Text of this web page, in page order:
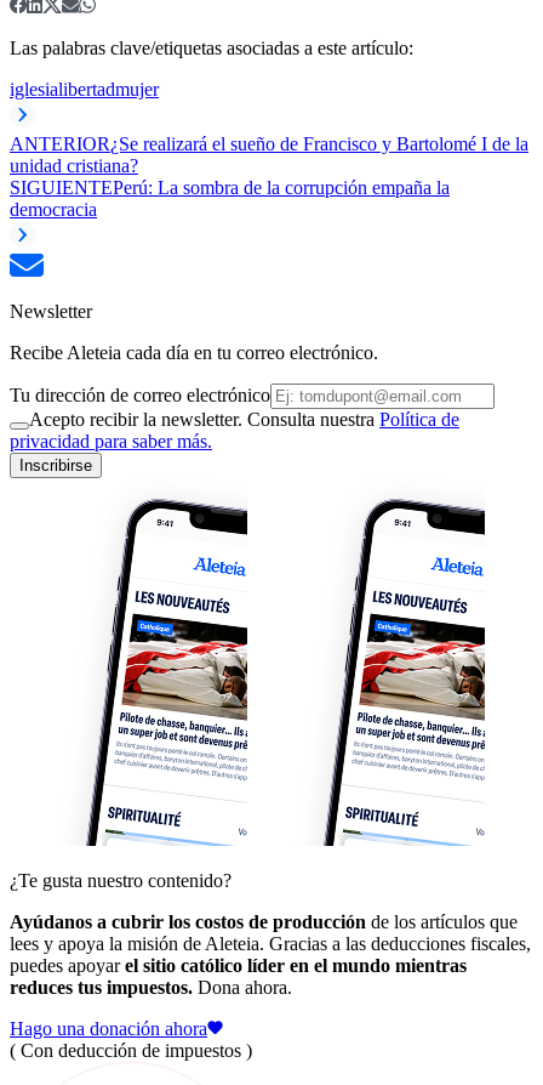
Las palabras clave/etiquetas asociadas a este artículo:
iglesialibertadmujer
ANTERIOR¿Se realizará el sueño de Francisco y Bartolomé I de la
unidad cristiana?
SIGUIENTEPerú: La sombra de la corrupción empaña la
democracia
Newsletter
Recibe Aleteia cada día en tu correo electrónico.
Tu dirección de correo electrónico
Acepto recibir la newsletter. Consulta nuestra Política de
privacidad para saber más.
Inscribirse
¿Te gusta nuestro contenido?
Ayúdanos a cubrir los costos de producción de los artículos que
lees y apoya la misión de Aleteia. Gracias a las deducciones fiscales,
puedes apoyarel sitio católico líder en el mundo mientras
reduces tus impuestos. Dona ahora.
Hago una donación ahora
( Con deducción de impuestos )